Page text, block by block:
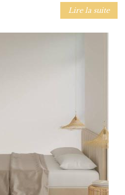
Lire la suite